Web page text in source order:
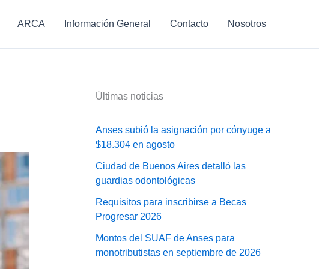
ARCA Información General Contacto Nosotros
Últimas noticias
Anses subió la asignación por cónyuge a
$18.304 en agosto
Ciudad de Buenos Aires detalló las
guardias odontológicas
Requisitos para inscribirse a Becas
Progresar 2026
Montos del SUAF de Anses para
monotributistas en septiembre de 2026